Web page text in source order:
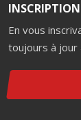
En vous
toujours à jour